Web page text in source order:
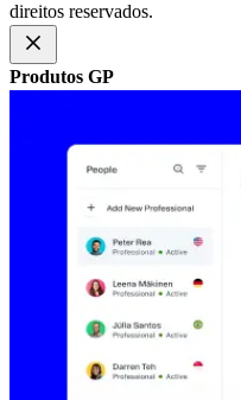
direitos reservados.​​
Produtos GP​​